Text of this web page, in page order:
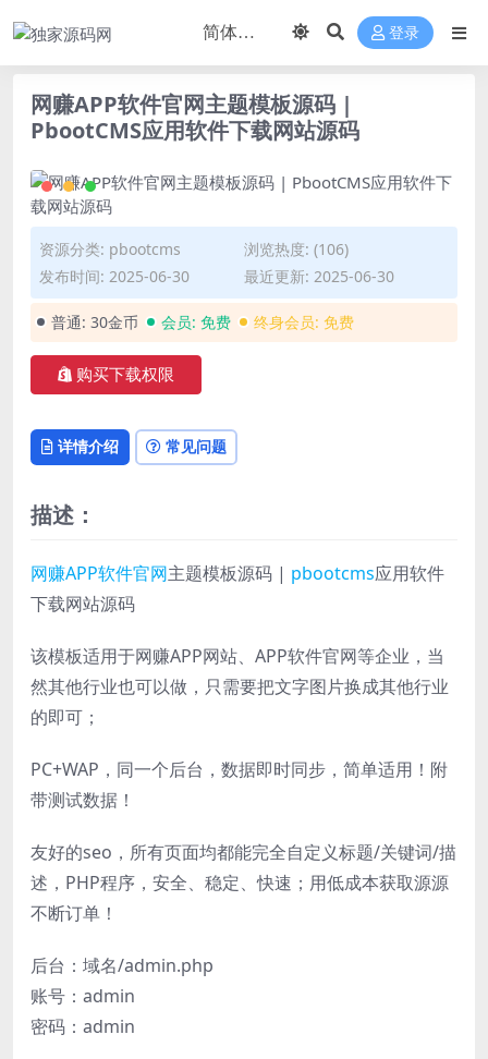
登录
网赚APP软件官网主题模板源码 |
PbootCMS应用软件下载网站源码
资源分类: pbootcms
浏览热度: (106)
发布时间: 2025-06-30
最近更新: 2025-06-30
普通: 30金币 会员: 免费 终身会员: 免费
购买下载权限
详情介绍 常见问题
描述：
网赚APP软件官网主题模板源码 | pbootcms应用软件
下载网站源码
该模板适用于网赚APP网站、APP软件官网等企业，当
然其他行业也可以做，只需要把文字图片换成其他行业
的即可；
PC+WAP，同一个后台，数据即时同步，简单适用！附
带测试数据！
友好的seo，所有页面均都能完全自定义标题/关键词/描
述，PHP程序，安全、稳定、快速；用低成本获取源源
不断订单！
后台：域名/admin.php
账号：admin
密码：admin